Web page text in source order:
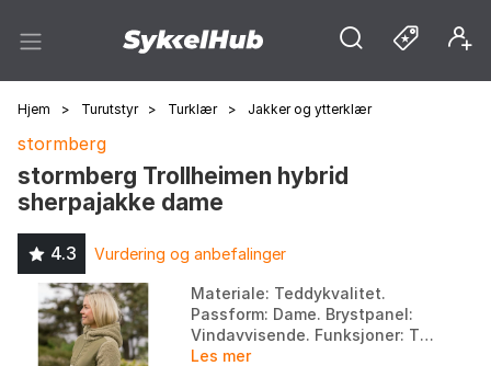
Hjem > Turutstyr > Turklær > Jakker og ytterklær
stormberg
stormberg Trollheimen hybrid
sherpajakke dame
4.3 Vurdering og anbefalinger
Materiale: Teddykvalitet.
Passform: Dame. Brystpanel:
Vindavvisende. Funksjoner: To
romslige lommer, fast hette.
Les mer